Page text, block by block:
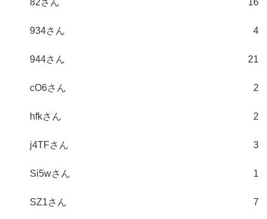
934さん 4
944さん 21
cO6さん 2
hfkさん 2
j4TFさん 3
Si5wさん 1
SZ1さん 7